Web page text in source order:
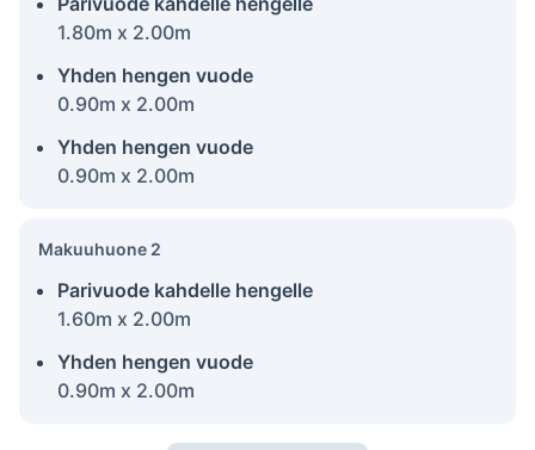
1.80m x 2.00m
Yhden hengen vuode
0.90m x 2.00m
Yhden hengen vuode
0.90m x 2.00m
Makuuhuone 2
Parivuode kahdelle hengelle
1.60m x 2.00m
Yhden hengen vuode
0.90m x 2.00m